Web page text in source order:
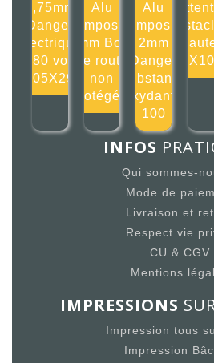
0,75mm
Danger
électrique
2380 volts
105X29
Alu
composite
2mm Bord
de route
non
protégé 2
Alu
composite
2mm
Danger
Substance
oxydante
100
INFOS
Qui sommes-
Mode de
Livraison et
Respect vie
CU & CGV
Mentions
IMPRESSIONS
Impression tous
Impression